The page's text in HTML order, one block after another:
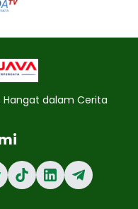
Hangat dalam Cerita